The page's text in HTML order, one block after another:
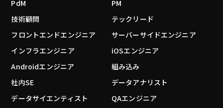
PdM
PM
技術顧問
テックリード
フロントエンドエンジニア
サーバーサイドエンジニア
インフラエンジニア
iOSエンジニア
Androidエンジニア
組み込み
社内SE
データアナリスト
データサイエンティスト
QAエンジニア